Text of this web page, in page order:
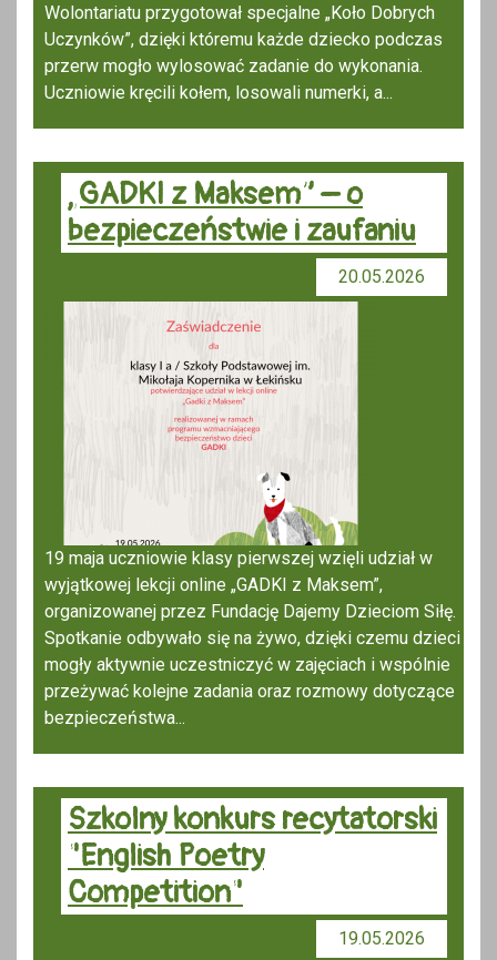
Wolontariatu przygotował specjalne „Koło Dobrych
Uczynków”, dzięki któremu każde dziecko podczas
przerw mogło wylosować zadanie do wykonania.
Uczniowie kręcili kołem, losowali numerki, a...
„GADKI z Maksem” – o
bezpieczeństwie i zaufaniu
20.05.2026
19 maja uczniowie klasy pierwszej wzięli udział w
wyjątkowej lekcji online „GADKI z Maksem”,
organizowanej przez Fundację Dajemy Dzieciom Siłę.
Spotkanie odbywało się na żywo, dzięki czemu dzieci
mogły aktywnie uczestniczyć w zajęciach i wspólnie
przeżywać kolejne zadania oraz rozmowy dotyczące
bezpieczeństwa...
Szkolny konkurs recytatorski
"English Poetry
Competition"
19.05.2026